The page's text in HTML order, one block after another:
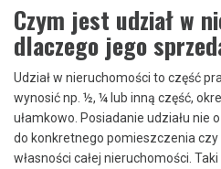
Czym jest udział w
dlaczego jego
Udział w nieruchomości to część
wynosić np. ½, ¼ lub inną część,
ułamkowo. Posiadanie udziału
do konkretnego pomieszczenia czy
własności całej nieruchomości.